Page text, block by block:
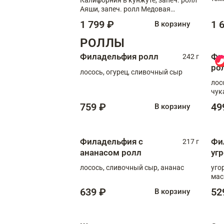
Аяши, запеч. ролл Медовая
чукой
1 799 ₽ В корзину 1
РОЛЛЫ
Филадельфия ролл
242 г
лосось, огурец, сливочный сыр
759 ₽ В корзину
Филадельфия с
ананасом ролл
217 г
лосось, сливочный сыр, ананас
639 ₽ В корзину